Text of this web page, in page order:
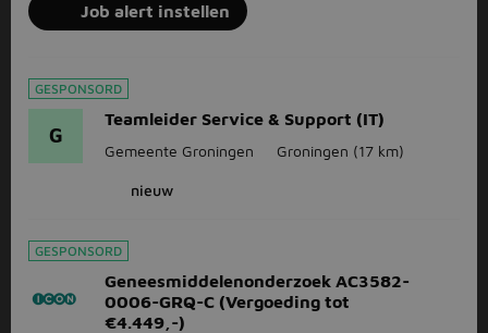
Job alert instellen
GESPONSORD
G
Teamleider Service & Support (IT)
Gemeente Groningen Groningen (17 km)
nieuw
GESPONSORD
Geneesmiddelenonderzoek AC3582-
0006-GRQ-C (Vergoeding tot
€4.449,-)